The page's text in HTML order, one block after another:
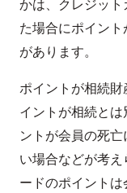
かは、クレジッ
た場合にポイン
があります。
ポイントが相続
イントが相続と
ントが会員の死
い場合などが考
ードのポイント